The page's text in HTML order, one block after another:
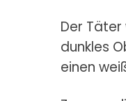
Der
dunkles
einen